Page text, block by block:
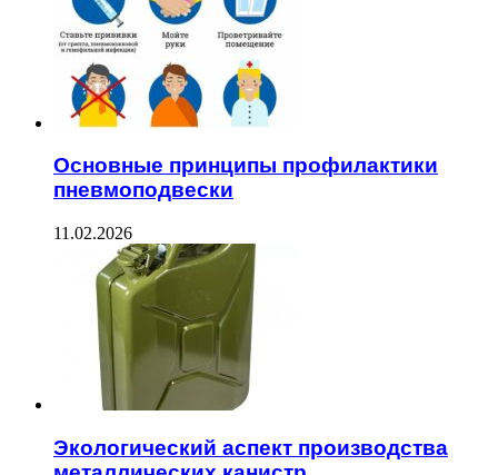
Основные принципы профилактики
пневмоподвески
11.02.2026
Экологический аспект производства